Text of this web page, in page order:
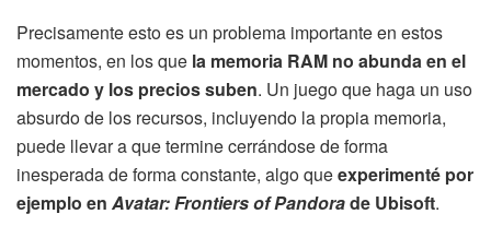
Precisamente esto es un problema importante en estos
momentos, en los que la memoria RAM no abunda en el
mercado y los precios suben. Un juego que haga un uso
absurdo de los recursos, incluyendo la propia memoria,
puede llevar a que termine cerrándose de forma
inesperada de forma constante, algo queexperimenté por
ejemplo en Avatar: Frontiers of Pandorade Ubisoft.